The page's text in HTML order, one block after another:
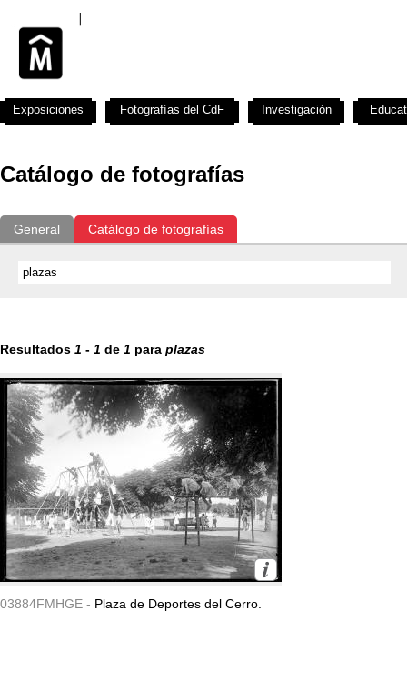
Catálogo de fotografías
General Catálogo de fotografías
Resultados 1 - 1 de 1 para plazas
03884FMHGE - Plaza de Deportes del Cerro.
Exposiciones Fotografías del CdF Investigación